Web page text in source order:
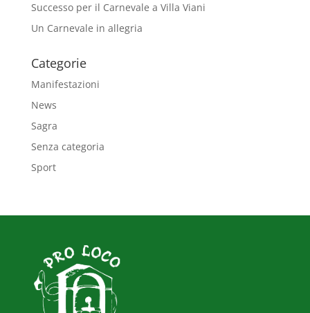
Successo per il Carnevale a Villa Viani
Un Carnevale in allegria
Categorie
Manifestazioni
News
Sagra
Senza categoria
Sport